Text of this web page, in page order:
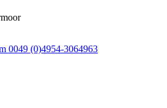
0049 (0)4954-3064963